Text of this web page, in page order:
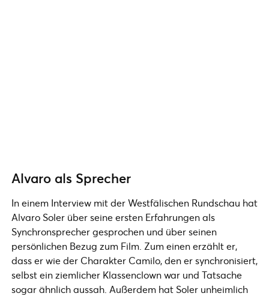
Alvaro als Sprecher
In einem Interview mit der Westfälischen Rundschau hat
Alvaro Soler über seine ersten Erfahrungen als
Synchronsprecher gesprochen und über seinen
persönlichen Bezug zum Film. Zum einen erzählt er,
dass er wie der Charakter Camilo, den er synchronisiert,
selbst ein ziemlicher Klassenclown war und Tatsache
sogar ähnlich aussah. Außerdem hat Soler unheimlich